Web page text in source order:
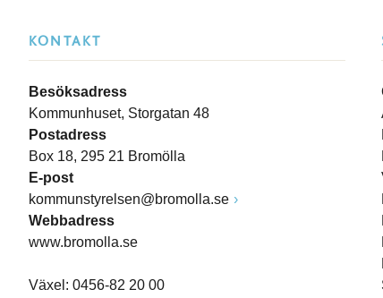
KONTAKT
Besöksadress
Kommunhuset, Storgatan 48
Postadress
Box 18, 295 21 Bromölla
E-post
kommunstyrelsen@bromolla.se
Webbadress
www.bromolla.se
Växel: 0456-82 20 00